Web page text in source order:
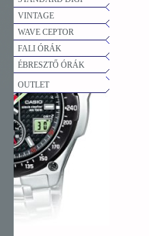
VINTAGE
WAVE CEPTOR
FALI ÓRÁK
ÉBRESZTŐ ÓRÁK
OUTLET